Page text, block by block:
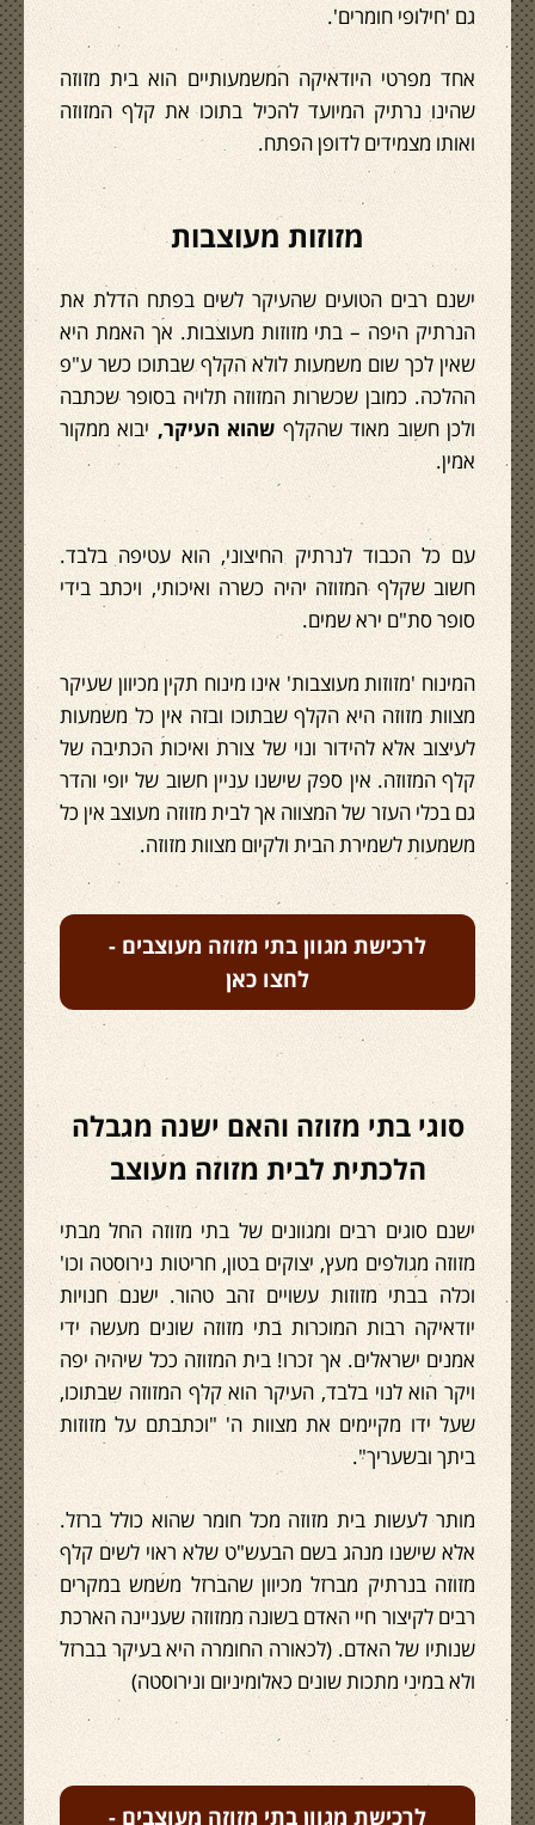
גם 'חילופי חומרים'.
אחד מפרטי היודאיקה המשמעותיים הוא בית מזוזה
שהינו נרתיק המיועד להכיל בתוכו את קלף המזוזה
ואותו מצמידים לדופן הפתח.
מזוזות מעוצבות
ישנם רבים הטועים שהעיקר לשים בפתח הדלת את
הנרתיק היפה – בתי מזוזות מעוצבות. אך האמת היא
שאין לכך שום משמעות לולא הקלף שבתוכו כשר ע"פ
ההלכה. כמובן שכשרות המזוזה תלויה בסופר שכתבה
ולכן חשוב מאוד שהקלף שהוא העיקר, יבוא ממקור
אמין.
עם כל הכבוד לנרתיק החיצוני, הוא עטיפה בלבד.
חשוב שקלף המזוזה יהיה כשרה ואיכותי, ויכתב בידי
סופר סת"ם ירא שמים.
המינוח 'מזוזות מעוצבות' אינו מינוח תקין מכיוון שעיקר
מצוות מזוזה היא הקלף שבתוכו ובזה אין כל משמעות
לעיצוב אלא להידור ונוי של צורת ואיכות הכתיבה של
קלף המזוזה. אין ספק שישנו עניין חשוב של יופי והדר
גם בכלי העזר של המצווה אך לבית מזוזה מעוצב אין כל
משמעות לשמירת הבית ולקיום מצוות מזוזה.
לרכישת מגוון בתי מזוזה מעוצבים -
לחצו כאן
סוגי בתי מזוזה והאם ישנה מגבלה
הלכתית לבית מזוזה מעוצב
ישנם סוגים רבים ומגוונים של בתי מזוזה החל מבתי
מזוזה מגולפים מעץ, יצוקים בטון, חריטות נירוסטה וכו'
וכלה בבתי מזוזות עשויים זהב טהור. ישנם חנויות
יודאיקה רבות המוכרות בתי מזוזה שונים מעשה ידי
אמנים ישראלים. אך זכרו! בית המזוזה ככל שיהיה יפה
ויקר הוא לנוי בלבד, העיקר הוא קלף המזוזה שבתוכו,
שעל ידו מקיימים את מצוות ה' "וכתבתם על מזוזות
ביתך ובשעריך".
מותר לעשות בית מזוזה מכל חומר שהוא כולל ברזל.
אלא שישנו מנהג בשם הבעש"ט שלא ראוי לשים קלף
מזוזה בנרתיק מברזל מכיוון שהברזל משמש במקרים
רבים לקיצור חיי האדם בשונה ממזוזה שעניינה הארכת
שנותיו של האדם. (לכאורה החומרה היא בעיקר בברזל
ולא במיני מתכות שונים כאלומיניום ונירוסטה)
לרכישת מגוון בתי מזוזה מעוצבים -